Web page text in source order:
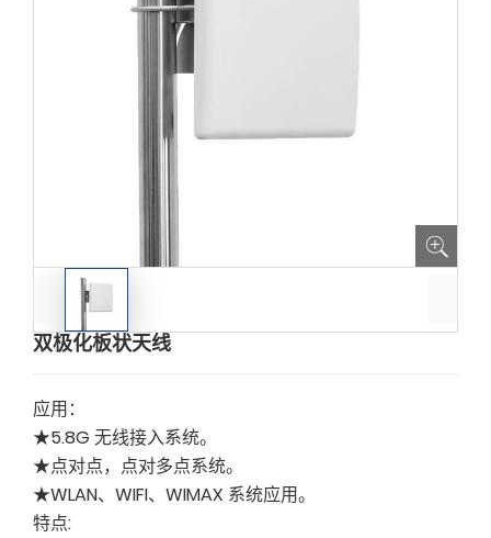
双极化板状天线
应用：
★5.8G 无线接入系统。
★点对点，点对多点系统。
★WLAN、WIFI、WIMAX 系统应用。
特点: